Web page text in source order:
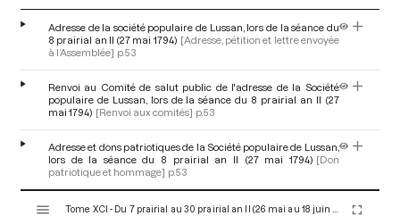
Adresse de la société populaire de Lussan, lors de la séance du
8 prairial an II (27 mai 1794) [Adresse, pétition et lettre envoyée
à l’Assemblée] p.53
Renvoi au Comité de salut public de l'adresse de la Société
populaire de Lussan, lors de la séance du 8 prairial an II (27
mai 1794) [Renvoi aux comités] p.53
Adresse et dons patriotiques de la Société populaire de Lussan,
lors de la séance du 8 prairial an II (27 mai 1794) [Don
patriotique et hommage] p.53